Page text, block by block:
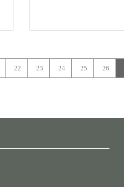
22 23 24 25 26